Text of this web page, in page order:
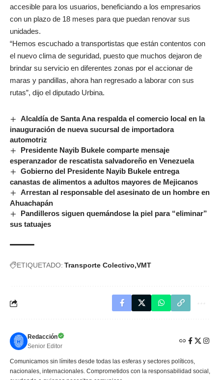
accesible para los usuarios, beneficiando a los empresarios
con un plazo de 18 meses para que puedan renovar sus
unidades.
“Hemos escuchado a transportistas que están contentos con
el nuevo clima de seguridad, puesto que muchos dejaron de
brindar su servicio en diferentes zonas por el accionar de
maras y pandillas, ahora han regresado a laborar con sus
rutas”, dijo el diputado Urbina.
Alcaldía de Santa Ana respalda el comercio local en la
inauguración de nueva sucursal de importadora
automotriz
Presidente Nayib Bukele comparte mensaje
esperanzador de rescatista salvadoreño en Venezuela
Gobierno del Presidente Nayib Bukele entrega
canastas de alimentos a adultos mayores de Mejicanos
Arrestan al responsable del asesinato de un hombre en
Ahuachapán
Pandilleros siguen quemándose la piel para “eliminar”
sus tatuajes
ETIQUETADO: Transporte Colectivo VMT
Redacción
Senior Editor
Comunicamos sin límites desde todas las esferas y sectores políticos,
nacionales, internacionales. Comprometidos con la responsabilidad social,